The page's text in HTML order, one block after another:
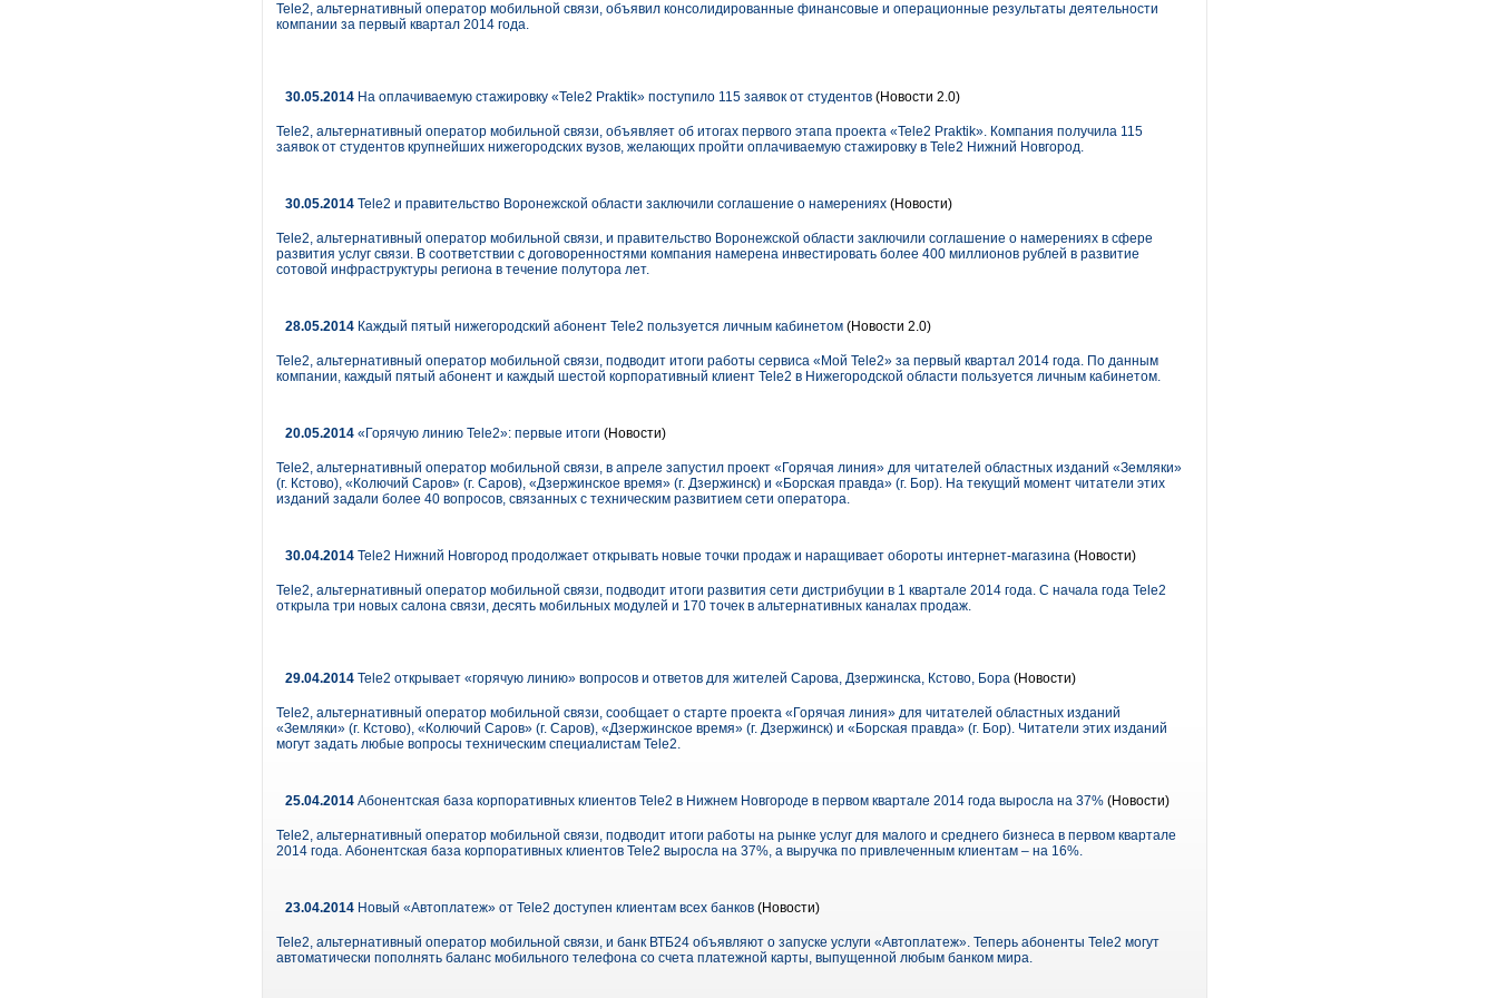
Tele2, альтернативный оператор мобильной связи, объявил консолидированные финансовые и операционные результаты деятельности
компании за первый квартал 2014 года.
30.05.2014 На оплачиваемую стажировку «Tele2 Praktik» поступило 115 заявок от студентов (Новости 2.0)
Tele2, альтернативный оператор мобильной связи, объявляет об итогах первого этапа проекта «Tele2 Praktik». Компания получила 115
заявок от студентов крупнейших нижегородских вузов, желающих пройти оплачиваемую стажировку в Tele2 Нижний Новгород.
30.05.2014 Tele2 и правительство Воронежской области заключили соглашение о намерениях (Новости)
Tele2, альтернативный оператор мобильной связи, и правительство Воронежской области заключили соглашение о намерениях в сфере
развития услуг связи. В соответствии с договоренностями компания намерена инвестировать более 400 миллионов рублей в развитие
сотовой инфраструктуры региона в течение полутора лет.
28.05.2014 Каждый пятый нижегородский абонент Tele2 пользуется личным кабинетом (Новости 2.0)
Tele2, альтернативный оператор мобильной связи, подводит итоги работы сервиса «Мой Tele2» за первый квартал 2014 года. По данным
компании, каждый пятый абонент и каждый шестой корпоративный клиент Tele2 в Нижегородской области пользуется личным кабинетом.
20.05.2014 «Горячую линию Tele2»: первые итоги (Новости)
Tele2, альтернативный оператор мобильной связи, в апреле запустил проект «Горячая линия» для читателей областных изданий «Земляки»
(г. Кстово), «Колючий Саров» (г. Саров), «Дзержинское время» (г. Дзержинск) и «Борская правда» (г. Бор). На текущий момент читатели этих
изданий задали более 40 вопросов, связанных с техническим развитием сети оператора.
30.04.2014 Tele2 Нижний Новгород продолжает открывать новые точки продаж и наращивает обороты интернет-магазина (Новости)
Tele2, альтернативный оператор мобильной связи, подводит итоги развития сети дистрибуции в 1 квартале 2014 года. С начала года Tele2
открыла три новых салона связи, десять мобильных модулей и 170 точек в альтернативных каналах продаж.
29.04.2014 Tele2 открывает «горячую линию» вопросов и ответов для жителей Сарова, Дзержинска, Кстово, Бора (Новости)
Tele2, альтернативный оператор мобильной связи, сообщает о старте проекта «Горячая линия» для читателей областных изданий
«Земляки» (г. Кстово), «Колючий Саров» (г. Саров), «Дзержинское время» (г. Дзержинск) и «Борская правда» (г. Бор). Читатели этих изданий
могут задать любые вопросы техническим специалистам Tele2.
25.04.2014 Абонентская база корпоративных клиентов Tele2 в Нижнем Новгороде в первом квартале 2014 года выросла на 37% (Новости)
Tele2, альтернативный оператор мобильной связи, подводит итоги работы на рынке услуг для малого и среднего бизнеса в первом квартале
2014 года. Абонентская база корпоративных клиентов Tele2 выросла на 37%, а выручка по привлеченным клиентам – на 16%.
23.04.2014 Новый «Автоплатеж» от Tele2 доступен клиентам всех банков (Новости)
Tele2, альтернативный оператор мобильной связи, и банк ВТБ24 объявляют о запуске услуги «Автоплатеж». Теперь абоненты Tele2 могут
автоматически пополнять баланс мобильного телефона со счета платежной карты, выпущенной любым банком мира.